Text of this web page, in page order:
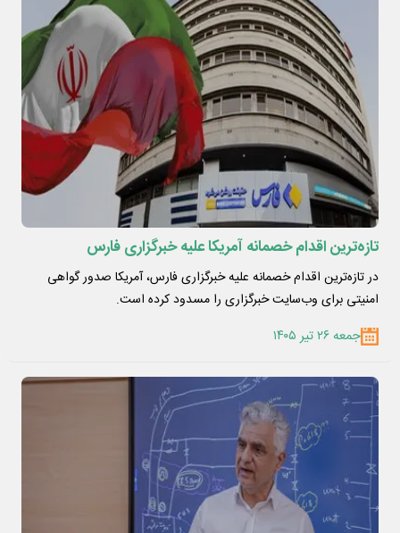
تازه‌ترین اقدام خصمانه آمریکا علیه خبرگزاری فارس
در تازه‌ترین اقدام خصمانه علیه خبرگزاری فارس، آمریکا صدور گواهی
امنیتی برای وب‌سایت خبرگزاری را مسدود کرده است.
جمعه ۲۶ تیر ۱۴۰۵